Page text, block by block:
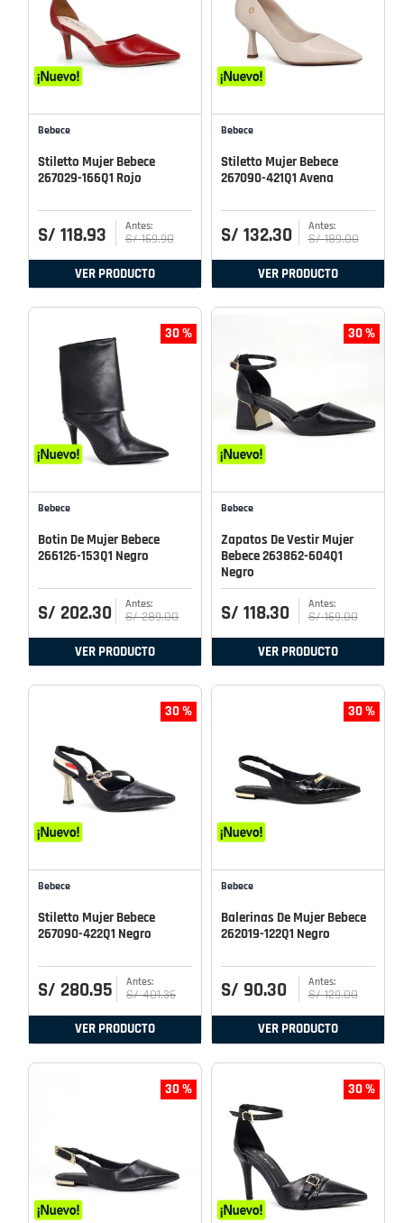
Bebece
Stiletto Mujer Bebece
267029-166Q1 Rojo
S/ 118.93 S/ 169.90
VER PRODUCTO
Bebece
Stiletto Mujer Bebece
267090-421Q1 Avena
S/ 132.30 S/ 189.00
VER PRODUCTO
30 %
Bebece
Botin De Mujer Bebece
266126-153Q1 Negro
S/ 202.30 S/ 289.00
VER PRODUCTO
30 %
Bebece
Zapatos De Vestir Mujer
Bebece 263862-604Q1
Negro
S/ 118.30 S/ 169.00
VER PRODUCTO
30 %
Bebece
Stiletto Mujer Bebece
267090-422Q1 Negro
S/ 280.95 S/ 401.36
VER PRODUCTO
30 %
Bebece
Balerinas De Mujer Bebece
262019-122Q1 Negro
S/ 90.30 S/ 129.00
VER PRODUCTO
30 % 30 %